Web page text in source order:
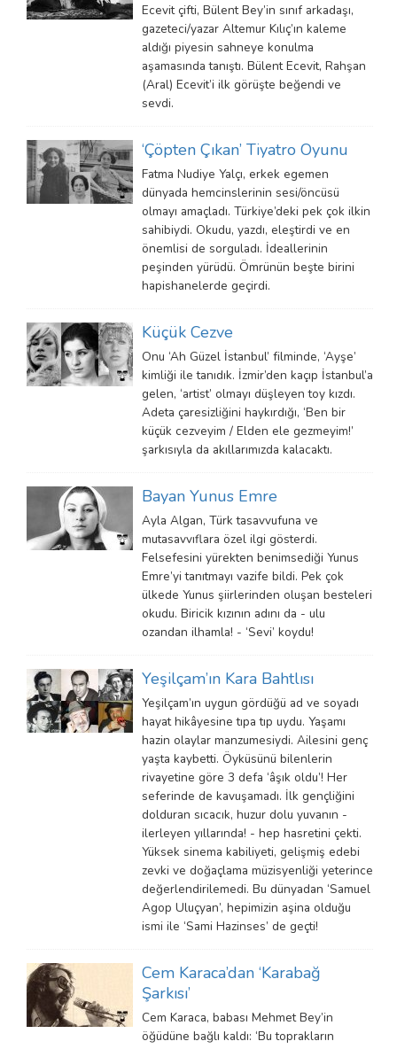
Ecevit çifti, Bülent Bey’in sınıf arkadaşı,
gazeteci/yazar Altemur Kılıç’ın kaleme
aldığı piyesin sahneye konulma
aşamasında tanıştı. Bülent Ecevit, Rahşan
(Aral) Ecevit’i ilk görüşte beğendi ve
sevdi.
‘Çöpten Çıkan’ Tiyatro Oyunu
Fatma Nudiye Yalçı, erkek egemen
dünyada hemcinslerinin sesi/öncüsü
olmayı amaçladı. Türkiye’deki pek çok ilkin
sahibiydi. Okudu, yazdı, eleştirdi ve en
önemlisi de sorguladı. İdeallerinin
peşinden yürüdü. Ömrünün beşte birini
hapishanelerde geçirdi.
Küçük Cezve
Onu ‘Ah Güzel İstanbul’ filminde, ‘Ayşe’
kimliği ile tanıdık. İzmir’den kaçıp İstanbul’a
gelen, ‘artist’ olmayı düşleyen toy kızdı.
Adeta çaresizliğini haykırdığı, ‘Ben bir
küçük cezveyim / Elden ele gezmeyim!’
şarkısıyla da akıllarımızda kalacaktı.
Bayan Yunus Emre
Ayla Algan, Türk tasavvufuna ve
mutasavvıflara özel ilgi gösterdi.
Felsefesini yürekten benimsediği Yunus
Emre’yi tanıtmayı vazife bildi. Pek çok
ülkede Yunus şiirlerinden oluşan besteleri
okudu. Biricik kızının adını da - ulu
ozandan ilhamla! - ‘Sevi’ koydu!
Yeşilçam’ın Kara Bahtlısı
Yeşilçam’ın uygun gördüğü ad ve soyadı
hayat hikâyesine tıpa tıp uydu. Yaşamı
hazin olaylar manzumesiydi. Ailesini genç
yaşta kaybetti. Öyküsünü bilenlerin
rivayetine göre 3 defa ‘âşık oldu’! Her
seferinde de kavuşamadı. İlk gençliğini
dolduran sıcacık, huzur dolu yuvanın -
ilerleyen yıllarında! - hep hasretini çekti.
Yüksek sinema kabiliyeti, gelişmiş edebi
zevki ve doğaçlama müzisyenliği yeterince
değerlendirilemedi. Bu dünyadan ‘Samuel
Agop Uluçyan’, hepimizin aşina olduğu
ismi ile ‘Sami Hazinses’ de geçti!
Cem Karaca’dan ‘Karabağ
Şarkısı’
Cem Karaca, babası Mehmet Bey’in
öğüdüne bağlı kaldı: ‘Bu toprakların